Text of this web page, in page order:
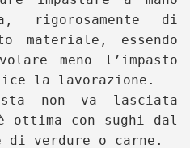
rigorosamente di
materiale, essendo
meno l’impasto
la lavorazione.
non va lasciata
ottima con sughi dal
di verdure o carne.